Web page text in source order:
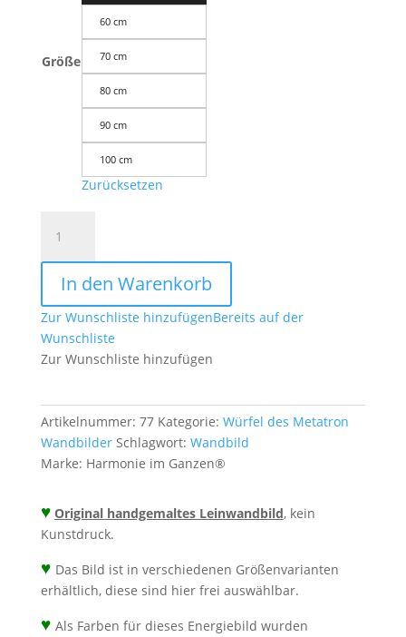
Größe
60 cm
70 cm
80 cm
90 cm
100 cm
Zurücksetzen
des
Metatron
Wandbild
Erkenntnis
in
Gold
ab
50cm
-
Energiebild
handgemalt
In den Warenkorb
Zur Wunschliste hinzufügenBereits auf der
Wunschliste
Zur Wunschliste hinzufügen
Artikelnummer: 77 Kategorie: Würfel des Metatron
Wandbilder Schlagwort: Wandbild
Marke: Harmonie im Ganzen®
♥ Original handgemaltes Leinwandbild, kein
Kunstdruck.
♥ Das Bild ist in verschiedenen Größenvarianten
erhältlich, diese sind hier frei auswählbar.
♥ Als Farben für dieses Energiebild wurden